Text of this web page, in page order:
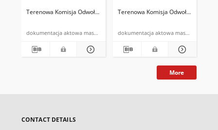
Terenowa Komisja Odwoławcza Do Spraw Pracy
dokumentacja aktowa maszynopis
Piekoszowie w sprawie
Terenowa Komisja Odwoławcza do
dokumentacja aktowa maszynopis
More
CONTACT DETAILS